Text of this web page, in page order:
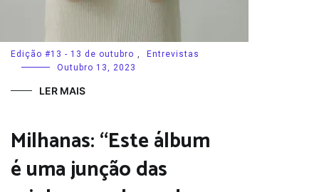
Edição #13 - 13 de outubro ,
Entrevistas
Outubro 13, 2023
LER MAIS
Milhanas: “Este álbum
é uma junção das